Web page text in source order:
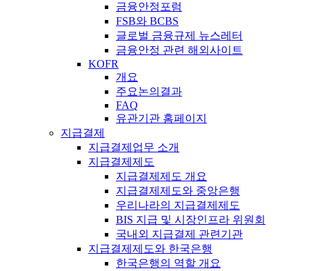
금융안정포럼
FSB와 BCBS
글로벌 금융규제 뉴스레터
금융안정 관련 해외사이트
KOFR
개요
주요논의결과
FAQ
유관기관 홈페이지
지급결제
지급결제업무 소개
지급결제제도
지급결제제도 개요
지급결제제도와 중앙은행
우리나라의 지급결제제도
BIS 지급 및 시장인프라 위원회
국내외 지급결제 관련기관
지급결제제도와 한국은행
한국은행의 역할 개요